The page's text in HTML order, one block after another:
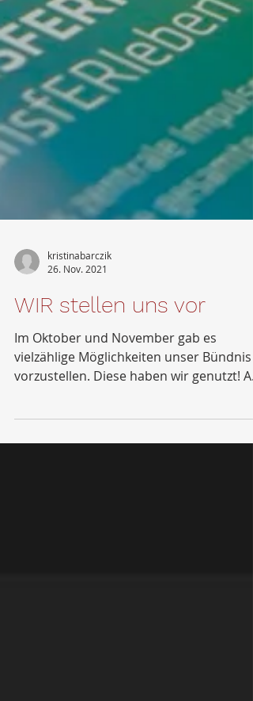
kristinabarczik
26. Nov. 2021
WIR stellen uns vor
Im Oktober und November gab es
vorzustellen. Diese haben wir genutzt!